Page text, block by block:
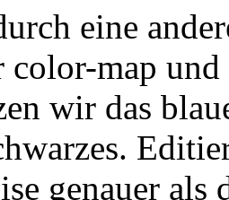
eine
color-map
wir das
genauer